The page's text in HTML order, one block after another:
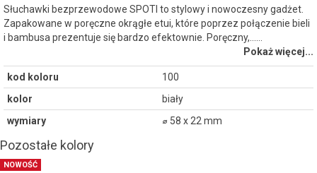
Słuchawki bezprzewodowe SPOTI to stylowy i nowoczesny gadżet.
Zapakowane w poręczne okrągłe etui, które poprzez połączenie bieli
i bambusa prezentuje się bardzo efektownie. Poręczny,...…
Pokaż więcej...
kod koloru
100
kolor
biały
wymiary
⌀ 58 x 22 mm
Pozostałe kolory
NOWOŚĆ